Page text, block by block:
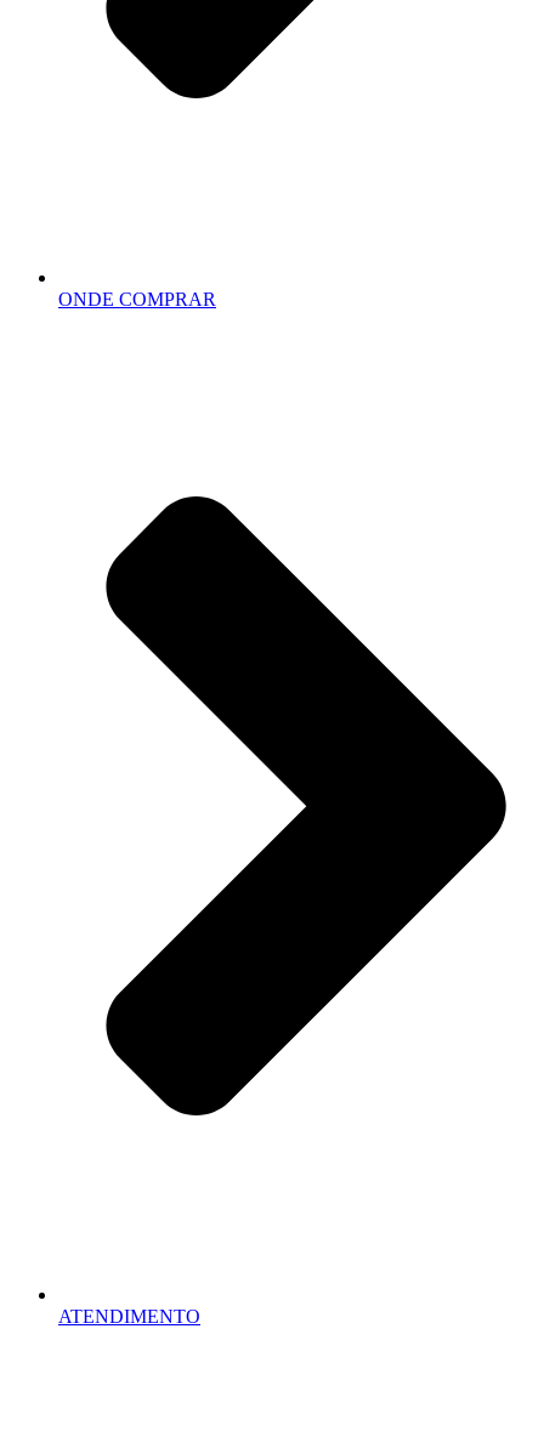
ONDE COMPRAR
ATENDIMENTO